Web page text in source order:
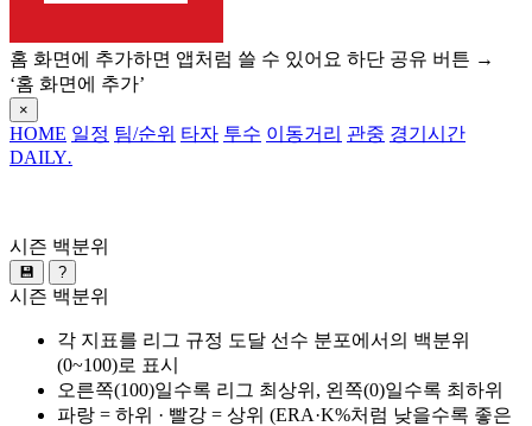
홈 화면에 추가하면 앱처럼 쓸 수 있어요 하단 공유 버튼 →
‘홈 화면에 추가’
×
HOME 일정 팀/순위 타자 투수 이동거리 관중 경기시간
DAILY.
시즌 백분위
💾 ?
시즌 백분위
각 지표를 리그 규정 도달 선수 분포에서의 백분위
(0~100)로 표시
오른쪽(100)일수록 리그 최상위, 왼쪽(0)일수록 최하위
파랑 = 하위 · 빨강 = 상위 (ERA·K%처럼 낮을수록 좋은